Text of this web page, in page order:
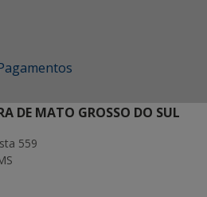
DE MATO GROSSO DO SUL
559